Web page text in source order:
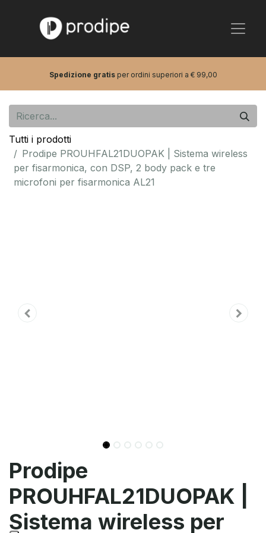
Spedizione gratis per ordini superiori a € 99,00
Tutti i prodotti
Prodipe PROUHFAL21DUOPAK | Sistema wireless
per fisarmonica, con DSP, 2 body pack e tre
microfoni per fisarmonica AL21
Prodipe
PROUHFAL21DUOPAK |
Sistema wireless per